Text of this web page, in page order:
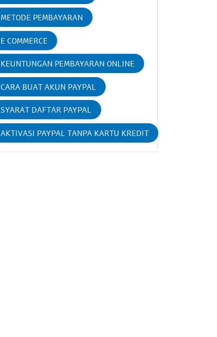
METODE PEMBAYARAN
E COMMERCE
KEUNTUNGAN PEMBAYARAN ONLINE
CARA BUAT AKUN PAYPAL
SYARAT DAFTAR PAYPAL
AKTIVASI PAYPAL TANPA KARTU KREDIT